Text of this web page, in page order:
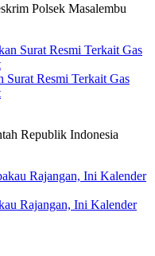
Polsek Masalembu
Surat Resmi Terkait Gas
Republik Indonesia
Rajangan, Ini Kalender